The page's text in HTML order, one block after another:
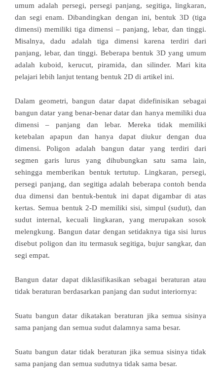
umum adalah persegi, persegi panjang, segitiga, lingkaran,
dan segi enam. Dibandingkan dengan ini, bentuk 3D (tiga
dimensi) memiliki tiga dimensi – panjang, lebar, dan tinggi.
Misalnya, dadu adalah tiga dimensi karena terdiri dari
panjang, lebar, dan tinggi. Beberapa bentuk 3D yang umum
adalah kuboid, kerucut, piramida, dan silinder. Mari kita
pelajari lebih lanjut tentang bentuk 2D di artikel ini.
Dalam geometri, bangun datar dapat didefinisikan sebagai
bangun datar yang benar-benar datar dan hanya memiliki dua
dimensi – panjang dan lebar. Mereka tidak memiliki
ketebalan apapun dan hanya dapat diukur dengan dua
dimensi. Poligon adalah bangun datar yang terdiri dari
segmen garis lurus yang dihubungkan satu sama lain,
sehingga memberikan bentuk tertutup. Lingkaran, persegi,
persegi panjang, dan segitiga adalah beberapa contoh benda
dua dimensi dan bentuk-bentuk ini dapat digambar di atas
kertas. Semua bentuk 2-D memiliki sisi, simpul (sudut), dan
sudut internal, kecuali lingkaran, yang merupakan sosok
melengkung. Bangun datar dengan setidaknya tiga sisi lurus
disebut poligon dan itu termasuk segitiga, bujur sangkar, dan
segi empat.
Bangun datar dapat diklasifikasikan sebagai beraturan atau
tidak beraturan berdasarkan panjang dan sudut interiornya:
Suatu bangun datar dikatakan beraturan jika semua sisinya
sama panjang dan semua sudut dalamnya sama besar.
Suatu bangun datar tidak beraturan jika semua sisinya tidak
sama panjang dan semua sudutnya tidak sama besar.